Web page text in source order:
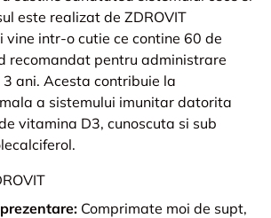
este realizat de ZDROVIT
vine intr-o cutie ce contine 60 de
recomandat pentru administrare
ani. Acesta contribuie la
a sistemului imunitar datorita
vitamina D3, cunoscuta si sub
Comprimate moi de supt,